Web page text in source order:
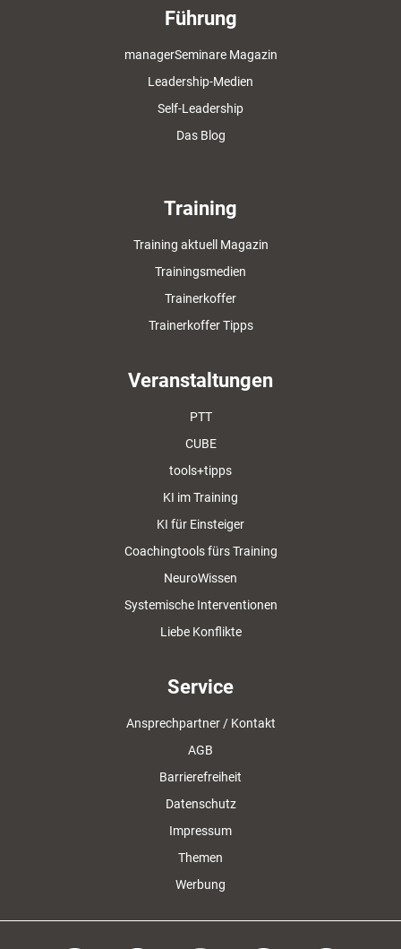
Führung
managerSeminare Magazin
Leadership-Medien
Self-Leadership
Das Blog
Training
Training aktuell Magazin
Trainingsmedien
Trainerkoffer
Trainerkoffer Tipps
Veranstaltungen
PTT
CUBE
tools+tipps
KI im Training
KI für Einsteiger
Coachingtools fürs Training
NeuroWissen
Systemische Interventionen
Liebe Konflikte
Service
Ansprechpartner / Kontakt
AGB
Barrierefreiheit
Datenschutz
Impressum
Themen
Werbung